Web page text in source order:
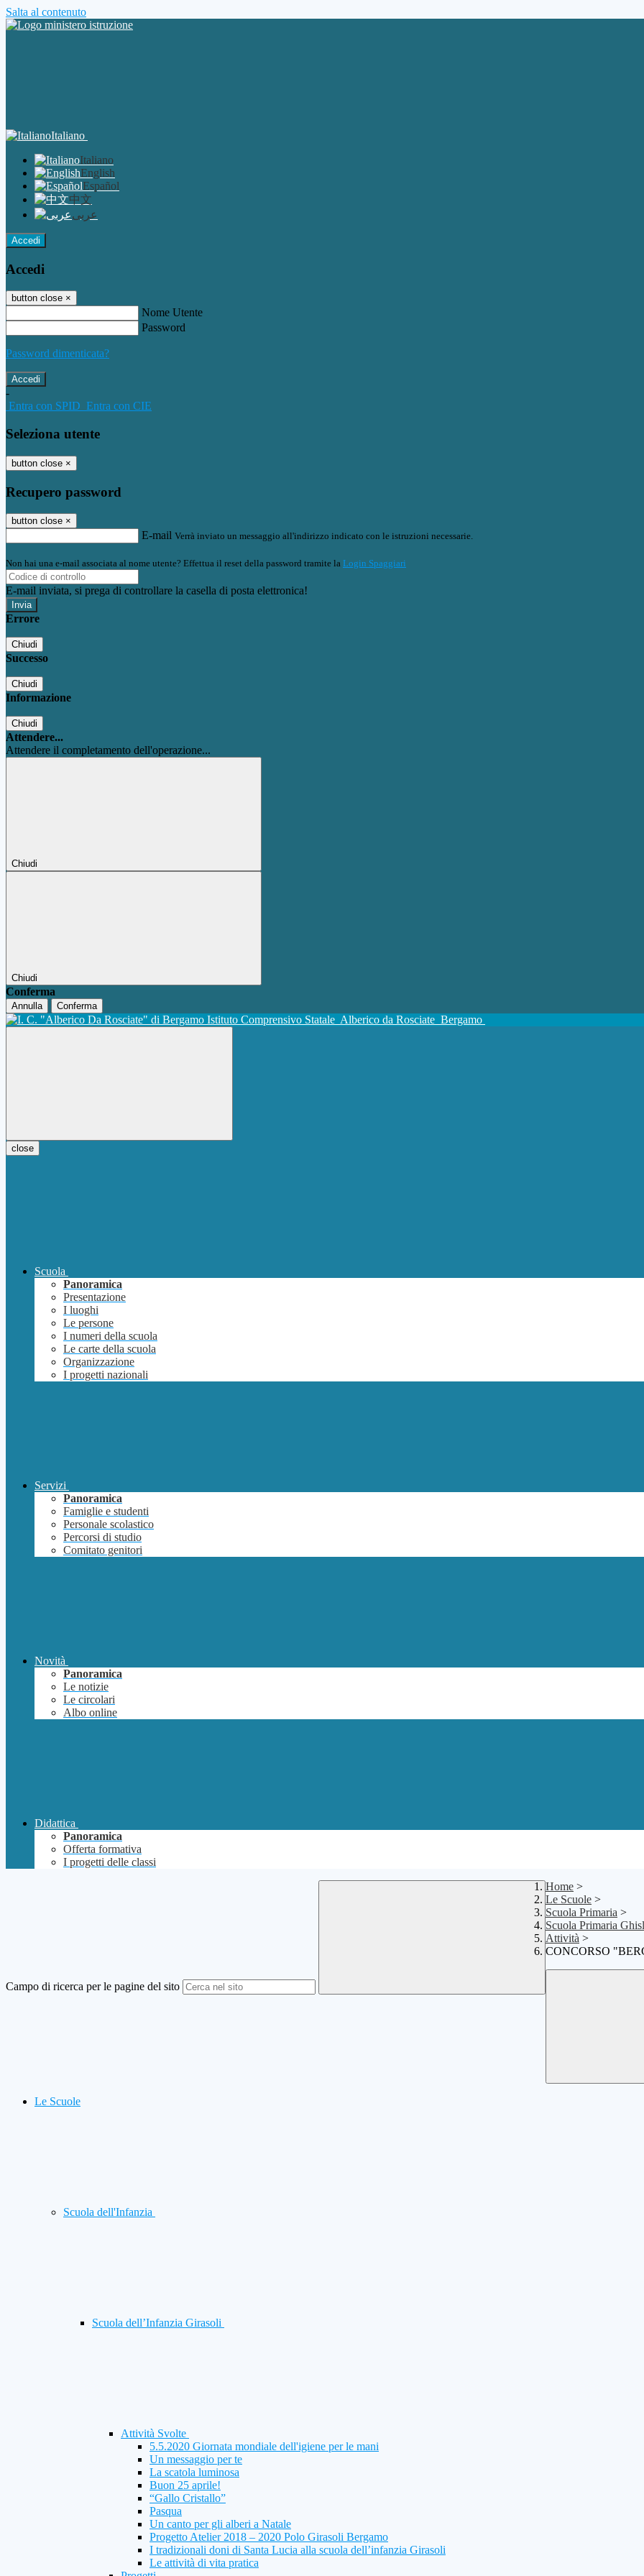
Salta al contenuto
Italiano
Italiano
English
Español
中文
عربى
Accedi
Accedi
button close ×
Nome Utente
Password
Password dimenticata?
-
Entra con SPID Entra con CIE
Seleziona utente
button close ×
Recupero password
button close ×
E-mail Verrà inviato un messaggio all'indirizzo indicato con le istruzioni necessarie.
Non hai una e-mail associata al nome utente? Effettua il reset della password tramite la Login Spaggiari
E-mail inviata, si prega di controllare la casella di posta elettronica!
Errore
Chiudi
Successo
Chiudi
Informazione
Chiudi
Attendere...
Attendere il completamento dell'operazione...
Chiudi
Chiudi
Conferma
Annulla Conferma
Istituto Comprensivo Statale Alberico da Rosciate Bergamo
close
Scuola
Panoramica
Presentazione
I luoghi
Le persone
I numeri della scuola
Le carte della scuola
Organizzazione
I progetti nazionali
Servizi
Panoramica
Famiglie e studenti
Personale scolastico
Percorsi di studio
Comitato genitori
Novità
Panoramica
Le notizie
Le circolari
Albo online
Didattica
Panoramica
Offerta formativa
I progetti delle classi
Campo di ricerca per le pagine del sito
Home >
Le Scuole >
Scuola Primaria >
Scuola Primaria
Attività >
CONCORSO
Le Scuole
Scuola dell'Infanzia
Scuola dell’Infanzia Girasoli
Attività Svolte
5.5.2020 Giornata mondiale dell'igiene per le mani
Un messaggio per te
La scatola luminosa
Buon 25 aprile!
“Gallo Cristallo”
Pasqua
Un canto per gli alberi a Natale
Progetto Atelier 2018 – 2020 Polo Girasoli Bergamo
I tradizionali doni di Santa Lucia alla scuola dell’infanzia Girasoli
Le attività di vita pratica